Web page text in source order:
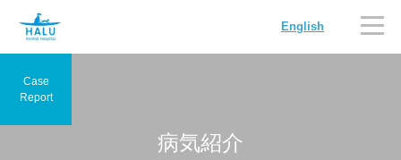
English
病気紹介
Case
Report